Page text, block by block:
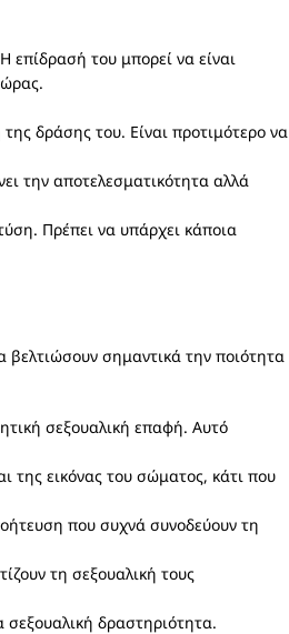
του μπορεί να είναι
δράσης του. Είναι προτιμότερο να
την αποτελεσματικότητα αλλά
Πρέπει να υπάρχει κάποια
σημαντικά την ποιότητα
σεξουαλική επαφή. Αυτό
της εικόνας του σώματος, κάτι που
που συχνά συνοδεύουν τη
τη σεξουαλική τους
σεξουαλική δραστηριότητα.